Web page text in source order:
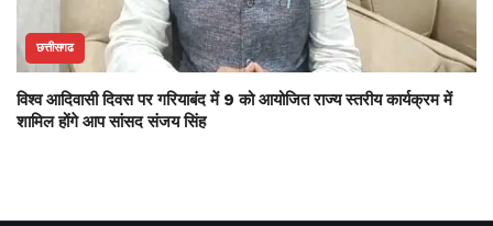
छत्तीसगढ
विश्व आदिवासी दिवस पर गरियाबंद में 9 को आयोजित राज्य स्तरीय कार्यक्रम में
शामिल होंगे आप सांसद संजय सिंह